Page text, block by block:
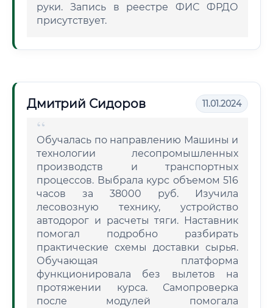
руки. Запись в реестре ФИС ФРДО
присутствует.
Дмитрий Сидоров 11.01.2024
Обучалась по направлению Машины и
технологии лесопромышленных
производств и транспортных
процессов. Выбрала курс объемом 516
часов за 38000 руб. Изучила
лесовозную технику, устройство
автодорог и расчеты тяги. Наставник
помогал подробно разбирать
практические схемы доставки сырья.
Обучающая платформа
функционировала без вылетов на
протяжении курса. Самопроверка
после модулей помогала